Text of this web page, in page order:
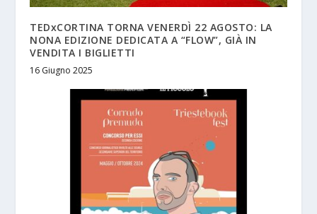
TEDxCORTINA TORNA VENERDÌ 22 AGOSTO: LA
NONA EDIZIONE DEDICATA A “FLOW”, GIÀ IN
VENDITA I BIGLIETTI
16 Giugno 2025